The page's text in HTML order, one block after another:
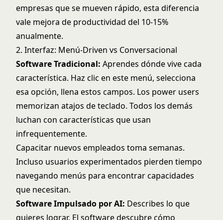
empresas que se mueven rápido, esta diferencia
vale mejora de productividad del 10-15%
anualmente.
2. Interfaz: Menú-Driven vs Conversacional
Software Tradicional: Aprendes dónde vive cada
característica. Haz clic en este menú, selecciona
esa opción, llena estos campos. Los power users
memorizan atajos de teclado. Todos los demás
luchan con características que usan
infrequentemente.
Capacitar nuevos empleados toma semanas.
Incluso usuarios experimentados pierden tiempo
navegando menús para encontrar capacidades
que necesitan.
Software Impulsado por AI: Describes lo que
quieres lograr. El software descubre cómo